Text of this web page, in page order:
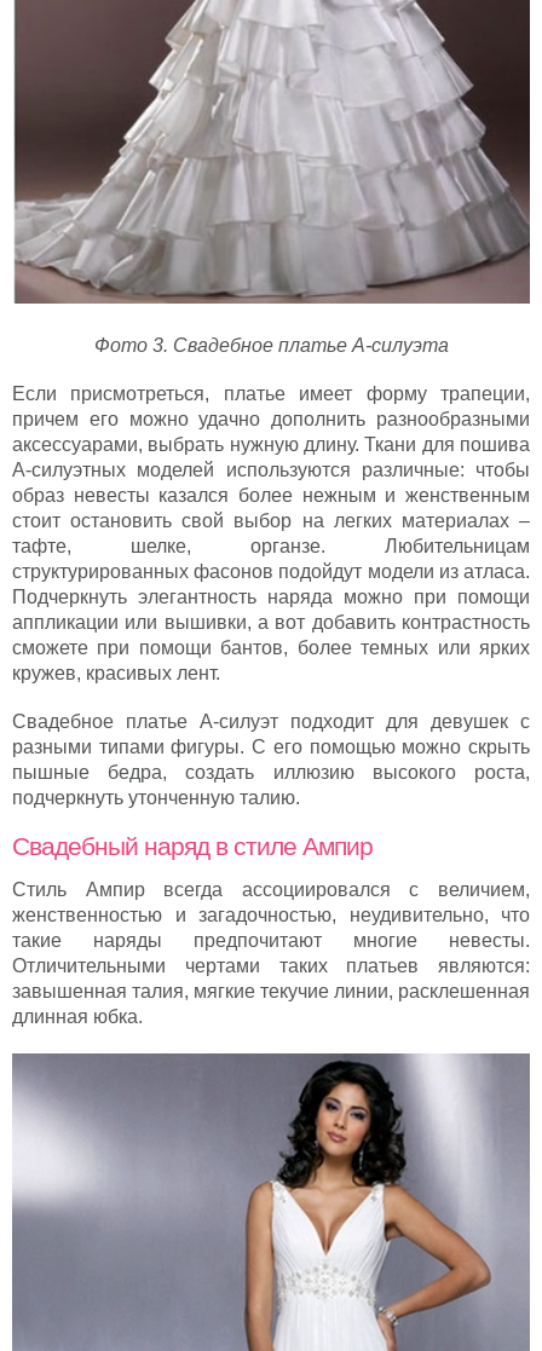
Фото 3. Свадебное платье А-силуэта
Если присмотреться, платье имеет форму трапеции,
причем его можно удачно дополнить разнообразными
аксессуарами, выбрать нужную длину. Ткани для пошива
А-силуэтных моделей используются различные: чтобы
образ невесты казался более нежным и женственным
стоит остановить свой выбор на легких материалах –
тафте, шелке, органзе. Любительницам
структурированных фасонов подойдут модели из атласа.
Подчеркнуть элегантность наряда можно при помощи
аппликации или вышивки, а вот добавить контрастность
сможете при помощи бантов, более темных или ярких
кружев, красивых лент.
Свадебное платье А-силуэт подходит для девушек с
разными типами фигуры. С его помощью можно скрыть
пышные бедра, создать иллюзию высокого роста,
подчеркнуть утонченную талию.
Свадебный наряд в стиле Ампир
Стиль Ампир всегда ассоциировался с величием,
женственностью и загадочностью, неудивительно, что
такие наряды предпочитают многие невесты.
Отличительными чертами таких платьев являются:
завышенная талия, мягкие текучие линии, расклешенная
длинная юбка.